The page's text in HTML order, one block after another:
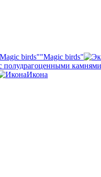
"Magic birds"
Икона